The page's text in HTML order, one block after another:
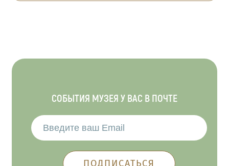
СОБЫТИЯ МУЗЕЯ У ВАС В ПОЧТЕ